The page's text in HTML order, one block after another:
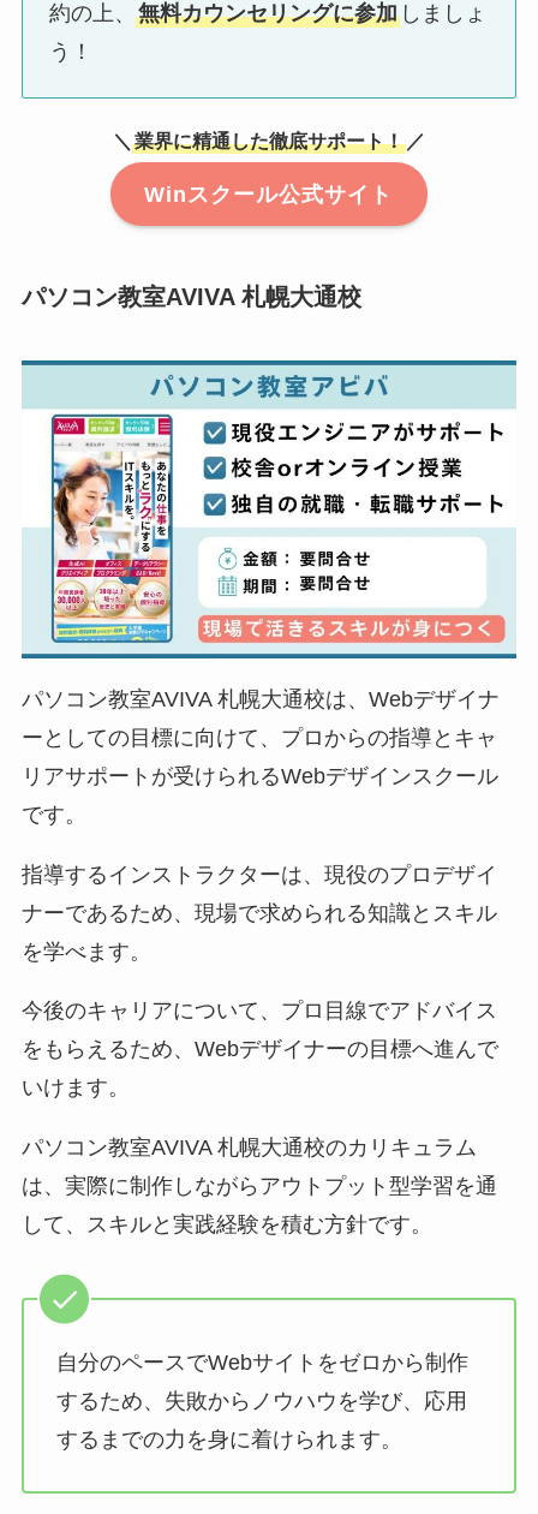
約の上、無料カウンセリングに参加 しましょ
う！
＼ 業界に精通した徹底サポート！ ／
Winスクール公式サイト
パソコン教室AVIVA 札幌大通校
パソコン教室AVIVA 札幌大通校は、Webデザイナ
ーとしての目標に向けて、プロからの指導とキャ
リアサポートが受けられるWebデザインスクール
です。
指導するインストラクターは、現役のプロデザイ
ナーであるため、現場で求められる知識とスキル
を学べます。
今後のキャリアについて、プロ目線でアドバイス
をもらえるため、Webデザイナーの目標へ進んで
いけます。
パソコン教室AVIVA 札幌大通校のカリキュラム
は、実際に制作しながらアウトプット型学習を通
して、スキルと実践経験を積む方針です。
自分のペースでWebサイトをゼロから制作
するため、失敗からノウハウを学び、応用
するまでの力を身に着けられます。